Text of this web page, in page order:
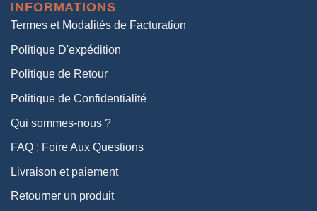
38,00€.
INFORMATIONS
Termes et Modalités de Facturation
Politique D'expédition
Politique de Retour
Politique de Confidentialité
Qui sommes-nous ?
FAQ : Foire Aux Questions
Livraison et paiement
Retourner un produit